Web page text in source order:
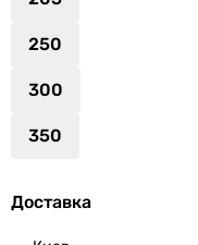
250
300
350
Доставка